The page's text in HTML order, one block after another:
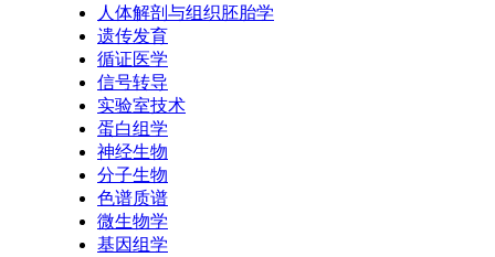
人体解剖与组织胚胎学
遗传发育
循证医学
信号转导
实验室技术
蛋白组学
神经生物
分子生物
色谱质谱
微生物学
基因组学